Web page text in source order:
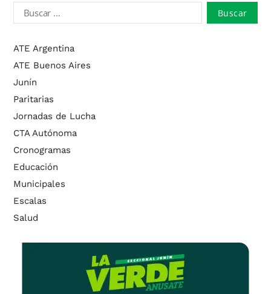
ATE Argentina
ATE Buenos Aires
Junín
Paritarias
Jornadas de Lucha
CTA Autónoma
Cronogramas
Educación
Municipales
Escalas
Salud